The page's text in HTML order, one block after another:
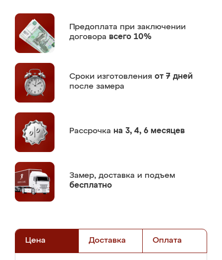
Предоплата при заключении
договора всего 10%
Сроки изготовления от 7 дней
после замера
Рассрочка на 3, 4, 6 месяцев
Замер, доставка и подъем
бесплатно
Цена Доставка Оплата